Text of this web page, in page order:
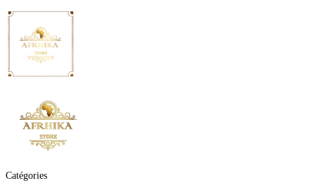
Catégories